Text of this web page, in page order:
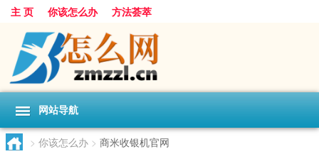
主 页 你该怎么办 方法荟萃
网站导航
> 你该怎么办 > 商米收银机官网